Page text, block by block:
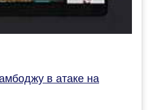
в атаке на